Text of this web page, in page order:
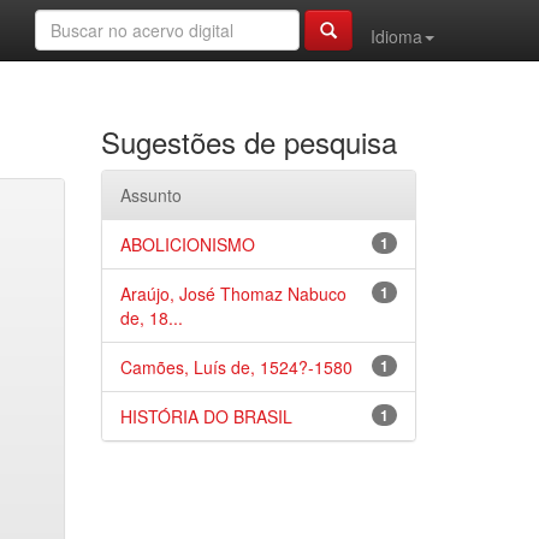
Idioma
Sugestões de pesquisa
Assunto
1
ABOLICIONISMO
1
Araújo, José Thomaz Nabuco
de, 18...
1
Camões, Luís de, 1524?-1580
1
HISTÓRIA DO BRASIL